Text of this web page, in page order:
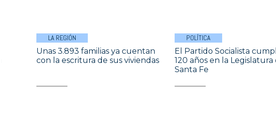
LA REGIÓN
Unas 3.893 familias ya cuentan
con la escritura de sus viviendas
POLÍTICA
El Partido Socialista
120 años en la Legislatura
Santa Fe